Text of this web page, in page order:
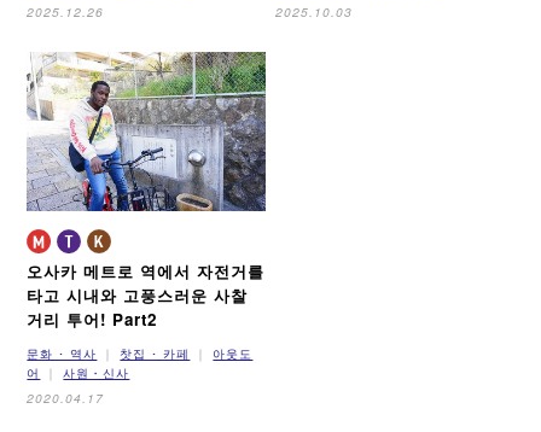
2025.12.26
2025.10.03
오사카 메트로 역에서 자전거를
타고시내와 고풍스러운 사찰
거리 투어! Part2
문화 ･ 역사 찻집 ･ 카페
아웃도
어
사원・신사
2020.04.17